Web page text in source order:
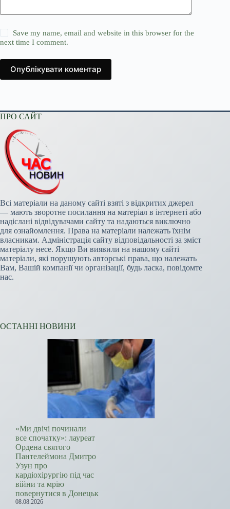
Save my name, email and website in this browser for the
next time I comment.
Опублікувати коментар
ПРО САЙТ
Всі матеріали на даному сайті взяті з відкритих джерел
— мають зворотне посилання на матеріал в інтернеті або
надіслані відвідувачами сайту та надаються виключно
для ознайомлення. Права на матеріали належать їхнім
власникам. Адміністрація сайту відповідальності за зміст
матеріалу несе. Якщо Ви виявили на нашому сайті
матеріали, які порушують авторські права, що належать
Вам, Вашій компанії чи організації, будь ласка, повідомте
нас.
ОСТАННІ НОВИНИ
«Ми двічі починали
все спочатку»: лауреат
Ордена святого
Пантелеймона Дмитро
Узун про
кардіохірургію під час
війни та мрію
повернутися в Донецьк
08.08.2026